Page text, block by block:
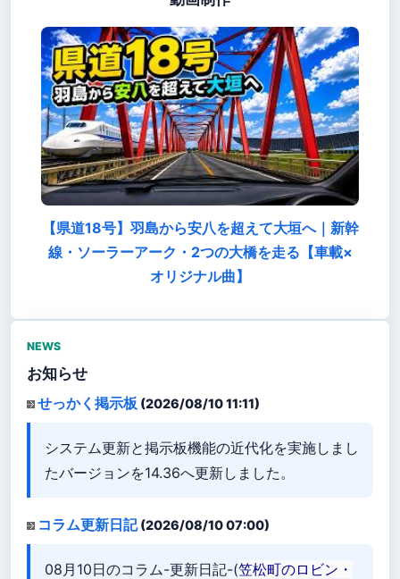
【県道18号】羽島から安八を超えて大垣へ｜新幹
線・ソーラーアーク・2つの大橋を走る【車載×
オリジナル曲】
NEWS
お知らせ
せっかく掲示板 (2026/08/10 11:11)
システム更新と掲示板機能の近代化を実施しまし
たバージョンを14.36へ更新しました。
コラム更新日記 (2026/08/10 07:00)
08月10日のコラム-更新日記-(笠松町のロビン・